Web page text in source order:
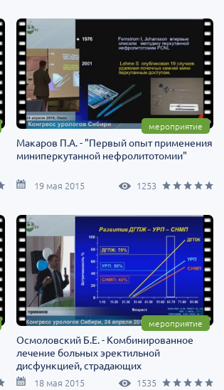
мероприятие
Макаров П.А. - "Первый опыт применения
миниперкутанной нефролитотомии"
19 мая 2015 1253
мероприятие
Осмоловский Б.Е. - Комбинированное
лечение больных эректильной
дисфункцией, страдающих
расстройствами мочеиспускания
18 мая 2015 1535